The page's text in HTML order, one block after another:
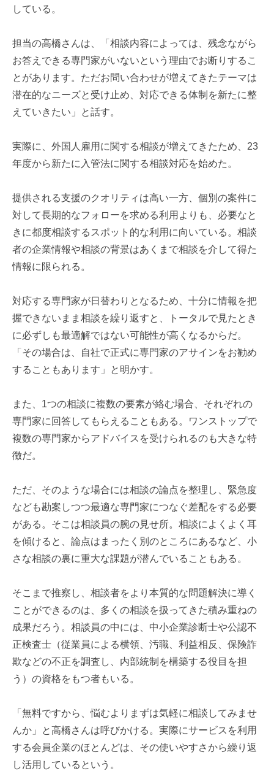
している。
担当の高橋さんは、「相談内容によっては、残念ながら
お答えできる専門家がいないという理由でお断りするこ
とがあります。ただお問い合わせが増えてきたテーマは
潜在的なニーズと受け止め、対応できる体制を新たに整
えていきたい」と話す。
実際に、外国人雇用に関する相談が増えてきたため、 23
年度から新たに入管法に関する相談対応を始めた。
提供される支援のクオリティは高い一方、個別の案件に
対して長期的なフォローを求める利用よりも、必要なと
きに都度相談するスポット的な利用に向いている。相談
者の企業情報や相談の背景はあくまで相談を介して得た
情報に限られる。
対応する専門家が日替わりとなるため、十分に情報を把
握できないまま相談を繰り返すと、トータルで見たとき
に必ずしも最適解ではない可能性が高くなるからだ。
「その場合は、自社で正式に専門家のアサインをお勧め
することもあります」と明かす。
また、 1つの相談に複数の要素が絡む場合、それぞれの
専門家に回答してもらえることもある。ワンストップで
複数の専門家からアドバイスを受けられるのも大きな特
徴だ。
ただ、そのような場合には相談の論点を整理し、緊急度
なども勘案しつつ最適な専門家につなぐ差配をする必要
がある。そこは相談員の腕の見せ所。相談によくよく耳
を傾けると、論点はまったく別のところにあるなど、小
さな相談の裏に重大な課題が潜んでいることもある。
そこまで推察し、相談者をより本質的な問題解決に導く
ことができるのは、多くの相談を扱ってきた積み重ねの
成果だろう。相談員の中には、中小企業診断士や公認不
正検査士（従業員による横領、汚職、利益相反、保険詐
欺などの不正を調査し、内部統制を構築する役目を担
う）の資格をもつ者もいる。
「無料ですから、悩むよりまずは気軽に相談してみませ
んか」と高橋さんは呼びかける。実際にサービスを利用
する会員企業のほとんどは、その使いやすさから繰り返
し活用しているという。